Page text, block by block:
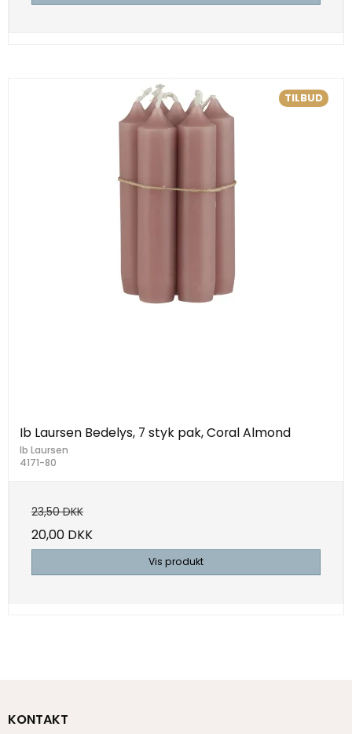
TILBUD
Ib Laursen Bedelys, 7 styk pak, Coral Almond
Ib Laursen
4171-80
23,50 DKK
20,00 DKK
Vis produkt
KONTAKT